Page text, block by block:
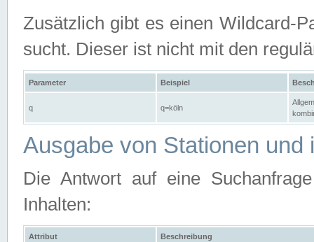
Zusätzlich gibt es einen Wildcard-
sucht. Dieser ist nicht mit den
Parameter Beispiel
q q=köln
Ausgabe von Stationen und
Die Antwort auf eine
Inhalten:
Attribut Beschreibung